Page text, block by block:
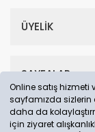
Online satış hizmeti
sayfamızda sizlerin
daha da
için ziyaret
ÜYELİK
SAYFALAR
HESABIM